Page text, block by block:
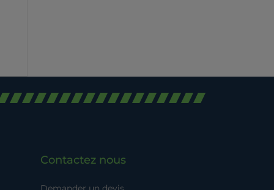
Contactez nous